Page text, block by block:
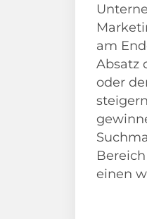
am
Absatz
oder
einen